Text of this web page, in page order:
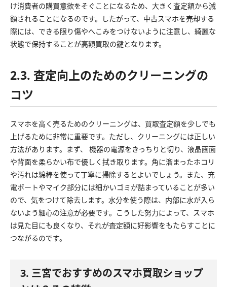
け消費者の購買意欲をそぐことになるため、大きく査定額から減
額されることになるのです。したがって、中古スマホを売却する
際には、できる限り傷やへこみをつけないように注意し、綺麗な
状態で保持することが高額買取の鍵となります。
2.3. 査定向上のためのクリーニングの
コツ
スマホを高く売るためのクリーニングは、買取査定額を少しでも
上げるために非常に重要です。ただし、クリーニングには正しい
方法があります。まず、 機器の電源をきっちりと切り、液晶画面
や背面を柔らかい布で優しく拭き取ります。角に溜まったホコリ
や汚れは綿棒を使って丁寧に掃除するとよいでしょう。また、充
電ポートやマイク部分には細かいゴミが詰まっていることが多い
ので、気をつけて除去します。水分を使う際は、内部に水が入ら
ないよう細心の注意が必要です。こうした努力によって、スマホ
は見た目にも良くなり、それが査定額に好影響をもたらすことに
つながるのです。
3. 三宮でおすすめのスマホ買取ショップ